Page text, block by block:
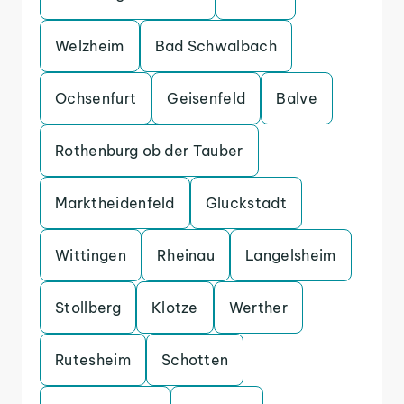
Welzheim Bad Schwalbach
Ochsenfurt Geisenfeld Balve
Rothenburg ob der Tauber
Marktheidenfeld Gluckstadt
Wittingen Rheinau Langelsheim
Stollberg Klotze Werther
Rutesheim Schotten